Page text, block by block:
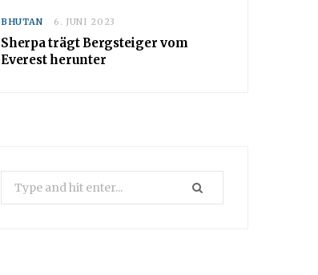
BHUTAN 6. JUNI 2023
Sherpa trägt Bergsteiger vom
Everest herunter
Search
for: